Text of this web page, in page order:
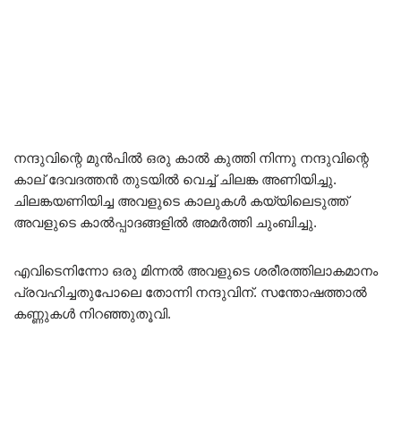
നന്ദുവിന്റെ മുൻപിൽ ഒരു കാൽ കുത്തി നിന്നു നന്ദുവിന്റെ
കാല് ദേവദത്തൻ തുടയിൽ വെച്ച് ചിലങ്ക അണിയിച്ചു.
ചിലങ്കയണിയിച്ച അവളുടെ കാലുകൾ കയ്യിലെടുത്ത്
അവളുടെ കാൽപ്പാദങ്ങളിൽ അമർത്തി ചുംബിച്ചു.
എവിടെനിന്നോ ഒരു മിന്നൽ അവളുടെ ശരീരത്തിലാകമാനം
പ്രവഹിച്ചതുപോലെ തോന്നി നന്ദുവിന്. സന്തോഷത്താൽ
കണ്ണുകൾ നിറഞ്ഞുതൂവി.